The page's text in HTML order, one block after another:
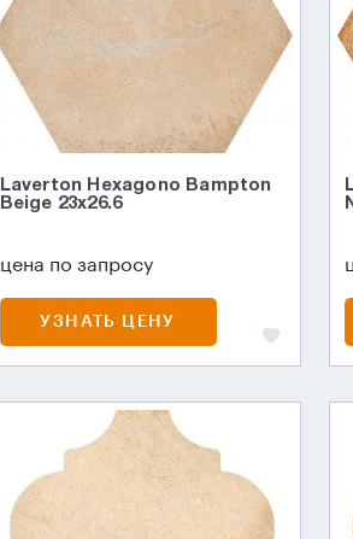
Laverton Hexagono Bampton
Beige 23x26.6
цена по запросу
УЗНАТЬ ЦЕНУ